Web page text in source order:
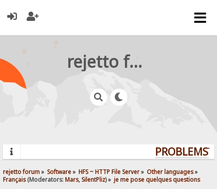
rejetto forum
PROBLEMS?
rejetto forum» Software» HFS ~ HTTP File Server» Other languages»
Français(Moderators:Mars,SilentPliz) » je me pose quelques questions